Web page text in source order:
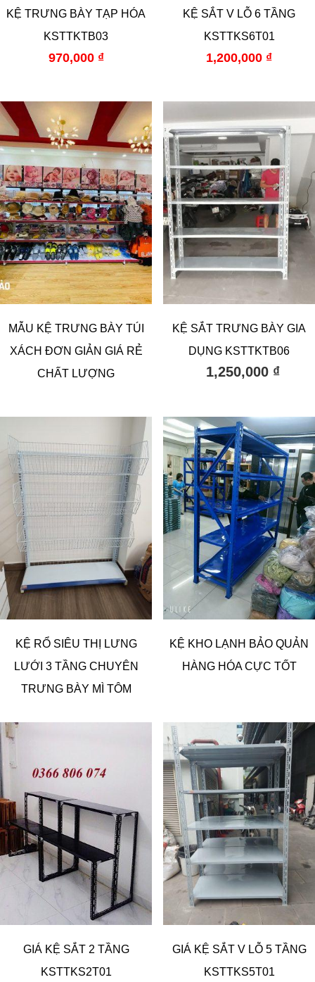
KỆ TRƯNG BÀY TẠP HÓA
KSTTKTB03
970,000 ₫
KỆ SẮT V LỖ 6 TẦNG
KSTTKS6T01
1,200,000 ₫
MẪU KỆ TRƯNG BÀY TÚI
XÁCH ĐƠN GIẢN GIÁ RẺ
CHẤT LƯỢNG
KỆ SẮT TRƯNG BÀY GIA
DỤNG KSTTKTB06
1,250,000 ₫
KỆ RỔ SIÊU THỊ LƯNG
LƯỚI 3 TẦNG CHUYÊN
TRƯNG BÀY MÌ TÔM
KỆ KHO LẠNH BẢO QUẢN
HÀNG HÓA CỰC TỐT
GIÁ KỆ SẮT 2 TẦNG
KSTTKS2T01
GIÁ KỆ SẮT V LỖ 5 TẦNG
KSTTKS5T01